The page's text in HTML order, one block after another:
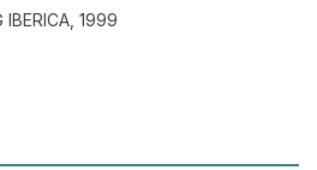
IBERICA, 1999